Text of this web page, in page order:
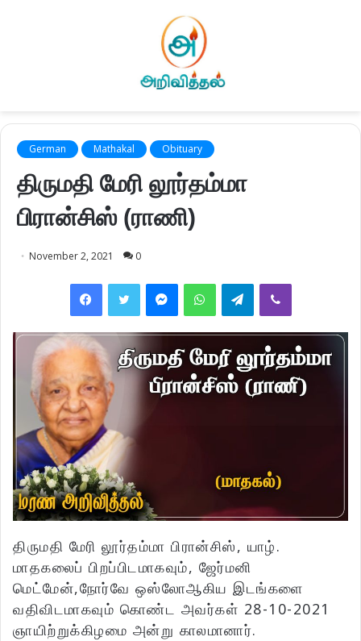
German Mathakal Obituary
திருமதி மேரி லூர்தம்மா
பிரான்சிஸ் (ராணி)
November 2, 2021 0
FacebookTwitter MessengerWhatsAppTelegramViber
திருமதி மேரி லூர்தம்மா பிரான்சிஸ், யாழ்.
மாதகலைப் பிறப்பிடமாகவும், ஜேர்மனி
மெட்மேன்,நோர்வே ஒஸ்லோஆகிய இடங்களை
வதிவிடமாகவும் கொண்ட அவர்கள் 28-10-2021
ஞாயிற்றுக்கிழமை அன்று காலமானார்.